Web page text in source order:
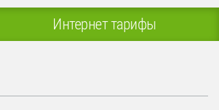
Интернет тарифы